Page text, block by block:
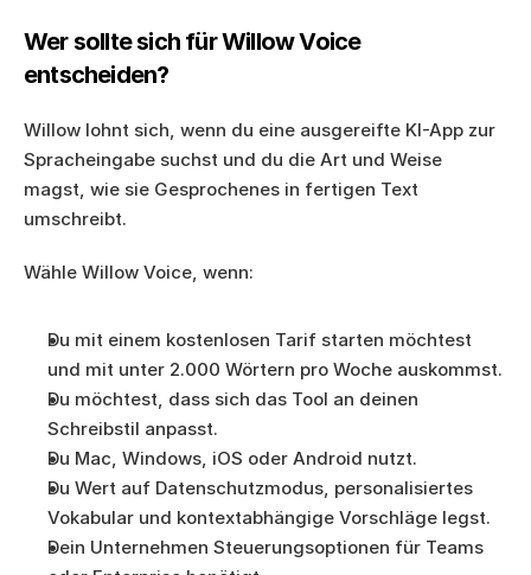
Wer sollte sich für Willow Voice
entscheiden?
Willow lohnt sich, wenn du eine ausgereifte KI-App zur
Spracheingabe suchst und du die Art und Weise
magst, wie sie Gesprochenes in fertigen Text
umschreibt.
Wähle Willow Voice, wenn:
Du mit einem kostenlosen Tarif starten möchtest
und mit unter 2.000 Wörtern pro Woche auskommst.
Du möchtest, dass sich das Tool an deinen
Schreibstil anpasst.
Du Mac, Windows, iOS oder Android nutzt.
Du Wert auf Datenschutzmodus, personalisiertes
Vokabular und kontextabhängige Vorschläge legst.
Dein Unternehmen Steuerungsoptionen für Teams